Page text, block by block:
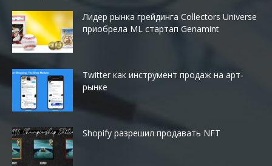
Лидер рынка грейдинга Collectors Universe
приобрела ML стартап Genamint
Twitter как инструмент продаж на арт-
рынке
Shopify разрешил продавать NFT